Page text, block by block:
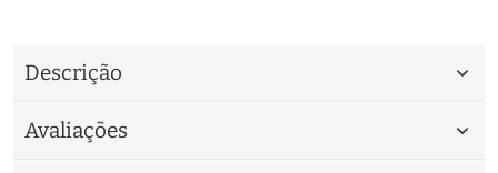
Descrição
Avaliações